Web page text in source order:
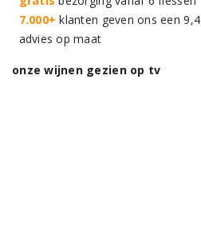
7.000+ klanten geven ons een 9,4
advies op maat
onze wijnen gezien op tv